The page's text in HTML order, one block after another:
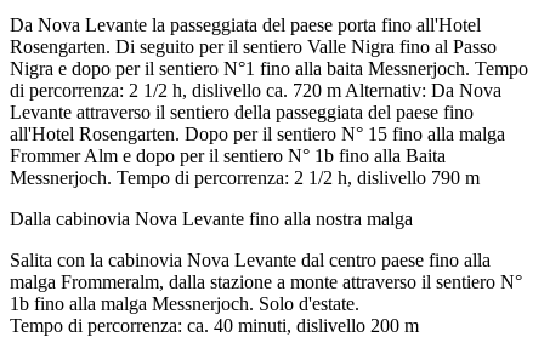
Da Nova Levante la passeggiata del paese porta fino all'Hotel
Rosengarten. Di seguito per il sentiero Valle Nigra fino al Passo
Nigra e dopo per il sentiero N°1 fino alla baita Messnerjoch. Tempo
di percorrenza: 2 1/2 h, dislivello ca. 720 m Alternativ: Da Nova
Levante attraverso il sentiero della passeggiata del paese fino
all'Hotel Rosengarten. Dopo per il sentiero N° 15 fino alla malga
Frommer Alm e dopo per il sentiero N° 1b fino alla Baita
Messnerjoch. Tempo di percorrenza: 2 1/2 h, dislivello 790 m
Dalla cabinovia Nova Levante fino alla nostra malga
Salita con la cabinovia Nova Levante dal centro paese fino alla
malga Frommeralm, dalla stazione a monte attraverso il sentiero N°
1b fino alla malga Messnerjoch. Solo d'estate.
Tempo di percorrenza: ca. 40 minuti, dislivello 200 m